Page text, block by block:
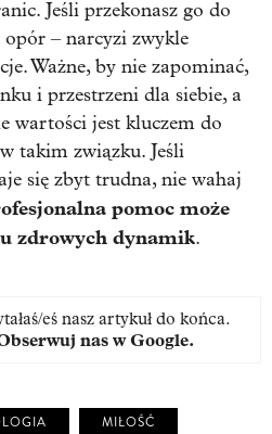
Jeśli przekonasz go do
– narcyzi zwykle
Ważne, by nie zapominać,
i przestrzeni dla siebie, a
wartości jest kluczem do
takim związku. Jeśli
się zbyt trudna, nie wahaj
pomoc może
zdrowych dynamik.
eś nasz artykuł do końca.
nas w Google.
MIŁOŚĆ